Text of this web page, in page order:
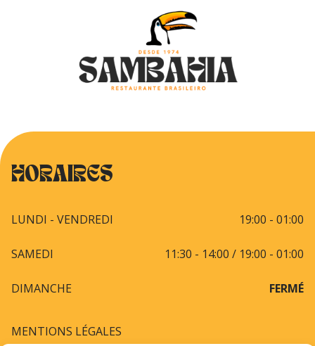
HORAIRES
LUNDI - VENDREDI 19:00 - 01:00
SAMEDI 11:30 - 14:00 / 19:00 - 01:00
DIMANCHE FERMÉ
MENTIONS LÉGALES